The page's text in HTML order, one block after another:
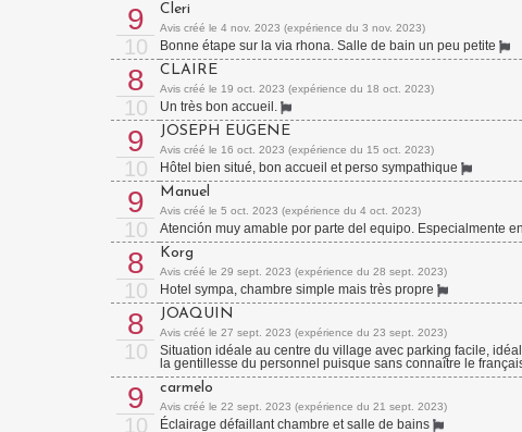
9
10
Cleri
Avis créé le 4 nov. 2023 (expérience du 3 nov. 2023)
Bonne étape sur la via rhona. Salle de bain un peu petite
8
10
CLAIRE
Avis créé le 19 oct. 2023 (expérience du 18 oct. 2023)
Un très bon accueil.
9
10
JOSEPH EUGENE
Avis créé le 16 oct. 2023 (expérience du 15 oct. 2023)
Hôtel bien situé, bon accueil et perso sympathique
9
10
Manuel
Avis créé le 5 oct. 2023 (expérience du 4 oct. 2023)
Atención muy amable por parte del equipo. Especialmente
8
10
Korg
Avis créé le 29 sept. 2023 (expérience du 28 sept. 2023)
Hotel sympa, chambre simple mais très propre
8
10
JOAQUIN
Avis créé le 27 sept. 2023 (expérience du 23 sept. 2023)
Situation idéale au centre du village avec parking facile,
la gentillesse du personnel puisque sans connaître le
9
10
carmelo
Avis créé le 22 sept. 2023 (expérience du 21 sept. 2023)
Éclairage défaillant chambre et salle de bains